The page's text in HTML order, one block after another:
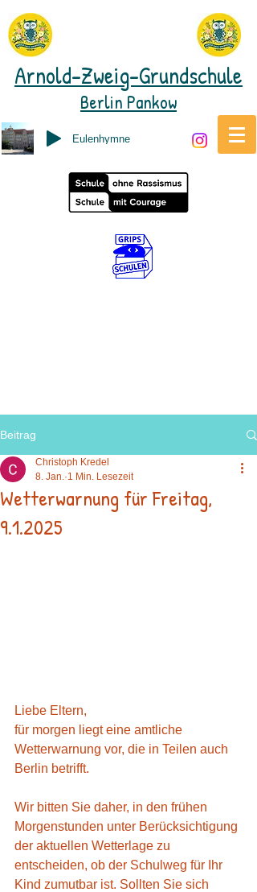
Arnold-Zweig-Grundschule
Berlin Pankow
Eulenhymne
Beitrag
Wetterwarnung für Freitag,
9.1.2025
Christoph Kredel
8. Jan. 1 Min. Lesezeit
Liebe Eltern,
für morgen liegt eine amtliche
Wetterwarnung vor, die in Teilen auch
Berlin betrifft.
Wir bitten Sie daher, in den frühen
Morgenstunden unter Berücksichtigung
der aktuellen Wetterlage zu
entscheiden, ob der Schulweg für Ihr
Kind zumutbar ist. Sollten Sie sich